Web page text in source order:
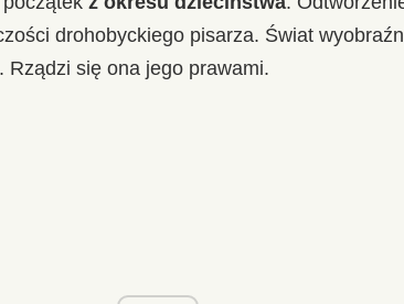
drohobyckiego pisarza. Świat
Rządzi się ona jego prawami.